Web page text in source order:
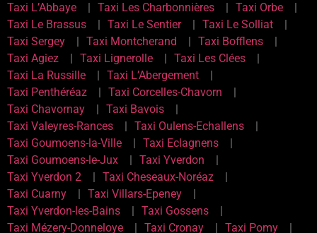
Taxi L’Abbaye
Taxi Les Charbonnières
Taxi Orbe
Taxi Le Brassus
Taxi Le Sentier
Taxi Le Solliat
Taxi Sergey
Taxi Montcherand
Taxi Bofflens
Taxi Agiez
Taxi Lignerolle
Taxi Les Clées
Taxi La Russille
Taxi L’Abergement
Taxi Penthéréaz
Taxi Corcelles-Chavorn
Taxi Chavornay
Taxi Bavois
Taxi Valeyres-Rances
Taxi Oulens-Echallens
Taxi Goumoens-la-Ville
Taxi Eclagnens
Taxi Goumoens-le-Jux
Taxi Yverdon
Taxi Yverdon 2
Taxi Cheseaux-Noréaz
Taxi Cuarny
Taxi Villars-Epeney
Taxi Yverdon-les-Bains
Taxi Gossens
Taxi Mézery-Donneloye
Taxi Cronay Taxi Pomy